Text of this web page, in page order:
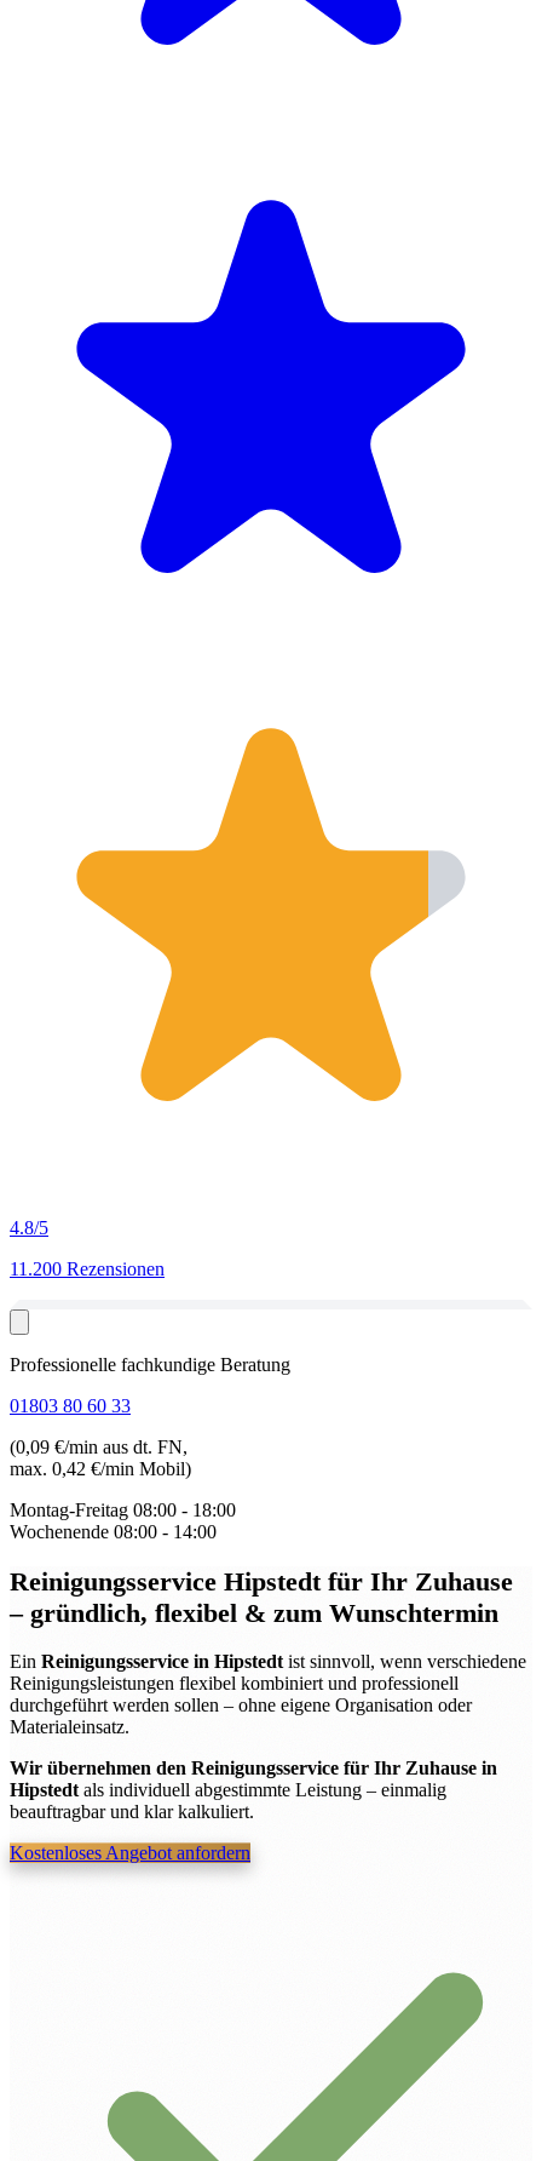
4.8/5
11.200 Rezensionen
Professionelle fachkundige Beratung
01803 80 60 33
(0,09 €/min aus dt. FN,
max. 0,42 €/min Mobil)
Montag-Freitag 08:00 - 18:00
Wochenende 08:00 - 14:00
Reinigungsservice Hipstedt für Ihr Zuhause
– gründlich, flexibel & zum Wunschtermin
Ein Reinigungsservice in Hipstedt ist sinnvoll, wenn verschiedene
Reinigungsleistungen flexibel kombiniert und professionell
durchgeführt werden sollen – ohne eigene Organisation oder
Materialeinsatz.
Wir übernehmen den Reinigungsservice für Ihr Zuhause in
Hipstedt als individuell abgestimmte Leistung – einmalig
beauftragbar und klar kalkuliert.
Kostenloses Angebot anfordern